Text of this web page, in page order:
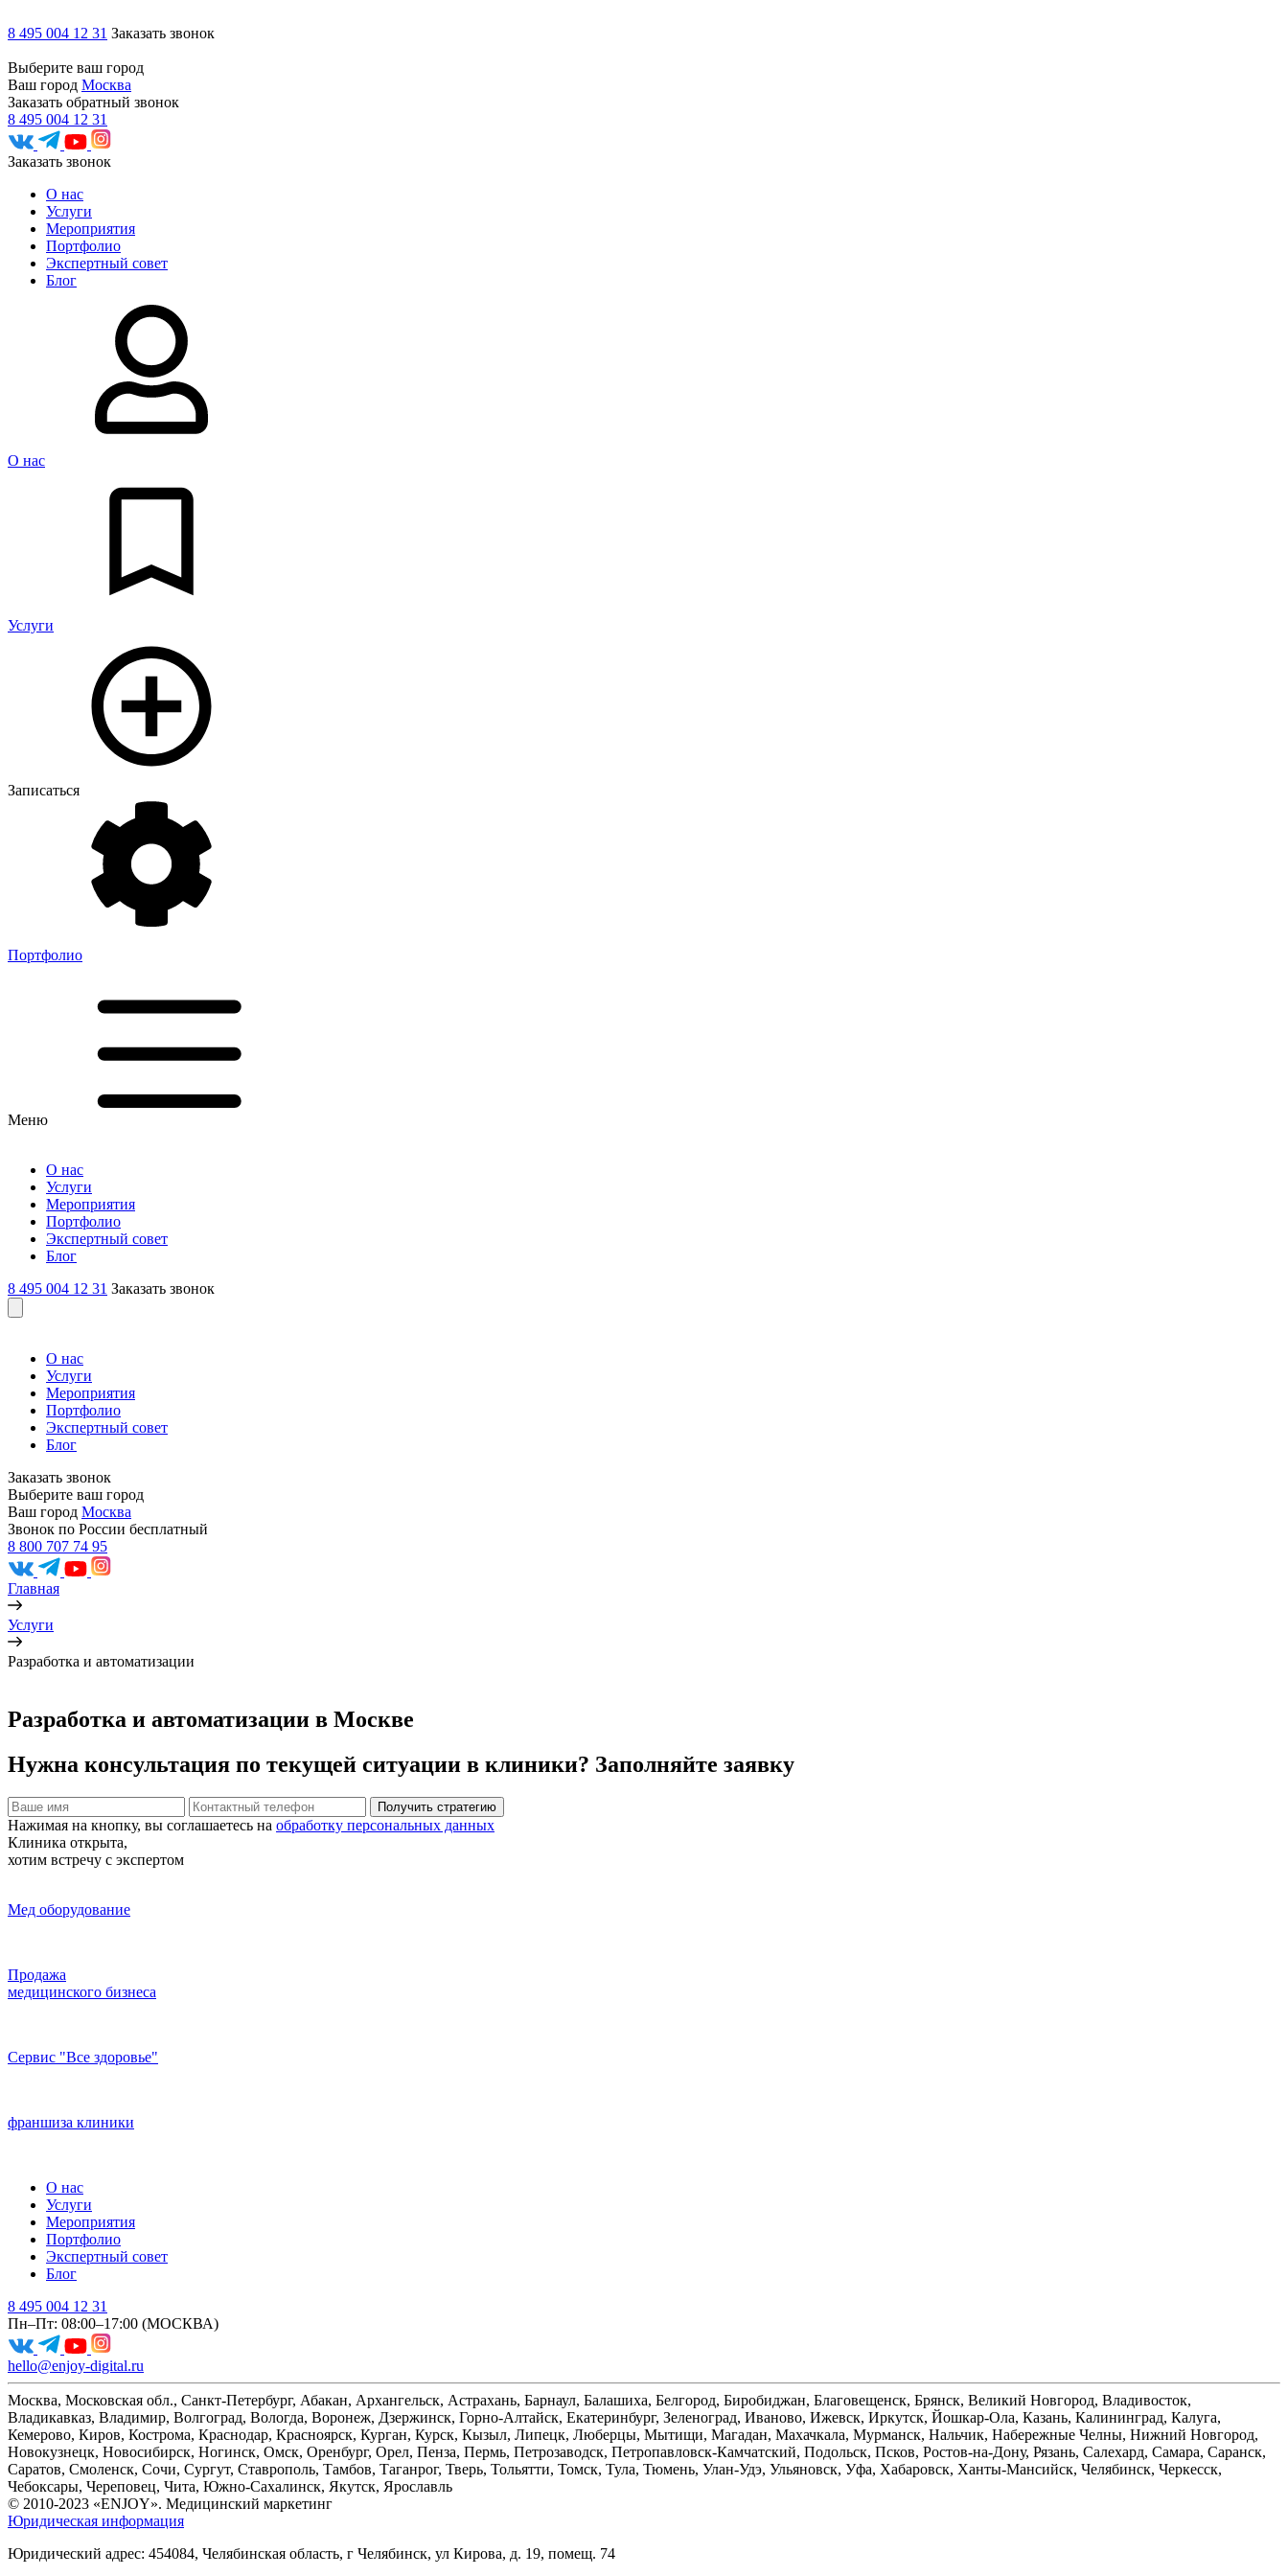
8 495 004 12 31 Заказать звонок
Выберите ваш город
Ваш город Москва
Заказать обратный звонок
8 495 004 12 31
Заказать звонок
О нас
Услуги
Мероприятия
Портфолио
Экспертный совет
Блог
О нас
Услуги
Записаться
Портфолио
Меню
О нас
Услуги
Мероприятия
Портфолио
Экспертный совет
Блог
8 495 004 12 31 Заказать звонок
О нас
Услуги
Мероприятия
Портфолио
Экспертный совет
Блог
Заказать звонок
Выберите ваш город
Ваш город Москва
Звонок по России бесплатный
8 800 707 74 95
Главная
Услуги
Разработка и автоматизации
Разработка и автоматизации в Москве
Нужна консультация по текущей ситуации в клиники? Заполняйте заявку
Получить стратегию
Нажимая на кнопку, вы соглашаетесь на обработку персональных данных
Клиника открыта,
хотим встречу с экспертом
Мед оборудование
Продажа
медицинского бизнеса
Сервис "Все здоровье"
франшиза клиники
О нас
Услуги
Мероприятия
Портфолио
Экспертный совет
Блог
8 495 004 12 31
Пн–Пт: 08:00–17:00 (МОСКВА)
hello@enjoy-digital.ru
Москва, Московская обл., Санкт-Петербург, Абакан, Архангельск, Астрахань, Барнаул, Балашиха, Белгород, Биробиджан, Благовещенск, Брянск, Великий Новгород, Владивосток,
Владикавказ, Владимир, Волгоград, Вологда, Воронеж, Дзержинск, Горно-Алтайск, Екатеринбург, Зеленоград, Иваново, Ижевск, Иркутск, Йошкар-Ола, Казань, Калининград, Калуга,
Кемерово, Киров, Кострома, Краснодар, Красноярск, Курган, Курск, Кызыл, Липецк, Люберцы, Мытищи, Магадан, Махачкала, Мурманск, Нальчик, Набережные Челны, Нижний Новгород,
Новокузнецк, Новосибирск, Ногинск, Омск, Оренбург, Орел, Пенза, Пермь, Петрозаводск, Петропавловск-Камчатский, Подольск, Псков, Ростов-на-Дону, Рязань, Салехард, Самара, Саранск,
Саратов, Смоленск, Сочи, Сургут, Ставрополь, Тамбов, Таганрог, Тверь, Тольятти, Томск, Тула, Тюмень, Улан-Удэ, Ульяновск, Уфа, Хабаровск, Ханты-Мансийск, Челябинск, Черкесск,
Чебоксары, Череповец, Чита, Южно-Сахалинск, Якутск, Ярославль
© 2010-2023 «ENJOY». Медицинский маркетинг
Юридическая информация
Юридический адрес: 454084, Челябинская область, г Челябинск, ул Кирова, д. 19, помещ. 74